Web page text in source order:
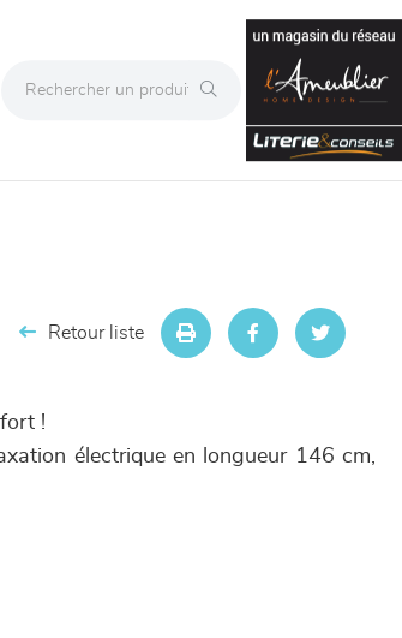
Retour liste
!
électrique en longueur 146 cm,